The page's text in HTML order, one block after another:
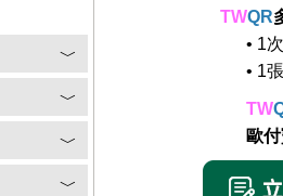
﹀
﹀
﹀
﹀
TWQR
• 1
• 1
TW
歐